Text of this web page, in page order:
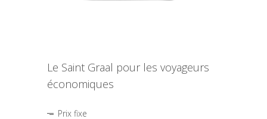
Le Saint Graal pour les voyageurs
économiques
Prix fixe